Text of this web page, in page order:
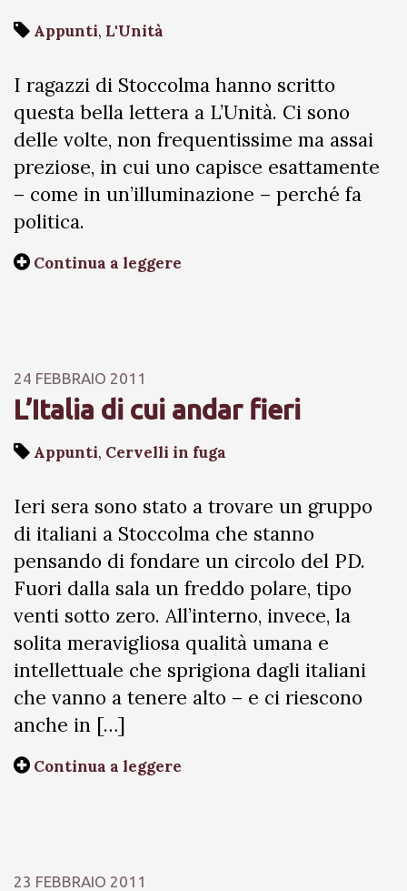
Appunti, L'Unità
I ragazzi di Stoccolma hanno scritto
questa bella lettera a L’Unità. Ci sono
delle volte, non frequentissime ma assai
preziose, in cui uno capisce esattamente
– come in un’illuminazione – perché fa
politica.
Continua a leggere
24 FEBBRAIO 2011
L’Italia di cui andar fieri
Appunti, Cervelli in fuga
Ieri sera sono stato a trovare un gruppo
di italiani a Stoccolma che stanno
pensando di fondare un circolo del PD.
Fuori dalla sala un freddo polare, tipo
venti sotto zero. All’interno, invece, la
solita meravigliosa qualità umana e
intellettuale che sprigiona dagli italiani
che vanno a tenere alto – e ci riescono
anche in […]
Continua a leggere
23 FEBBRAIO 2011